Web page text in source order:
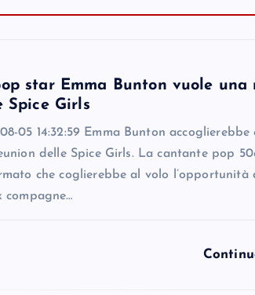
star Emma Bunton vuole una
Spice Girls
05 14:32:59 Emma Bunton accoglierebbe
delle Spice Girls. La cantante pop
che coglierebbe al volo l’opportunità
compagne…